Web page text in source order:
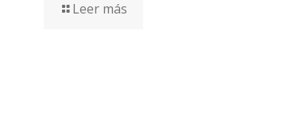
Leer más